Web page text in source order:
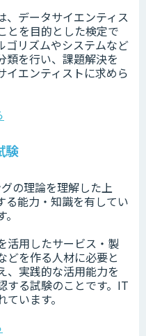
、データサイエンティス
とを目的とした検定で
ゴリズムやシステムなど
類を行い、課題解決を
イエンティストに求めら
験
の理論を理解した上
る能力・知識を有してい
活用したサービス・製
どを作る人材に必要と
、実践的な活用能力を
する試験のことです。IT
います。